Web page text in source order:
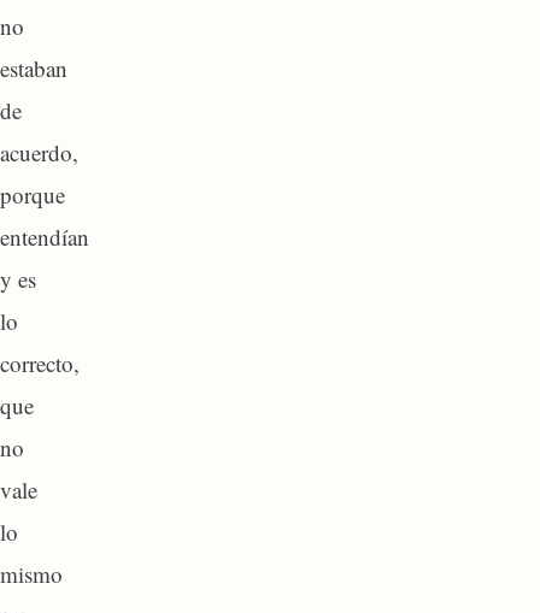
no
estaban
de
acuerdo,
porque
entendían
y es
lo
correcto,
que
no
vale
lo
mismo